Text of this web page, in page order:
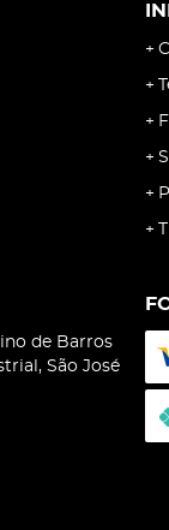
de Barros
São José